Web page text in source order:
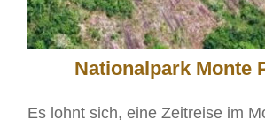
Nationalpark Monte
Es lohnt sich, eine Zeitreise im